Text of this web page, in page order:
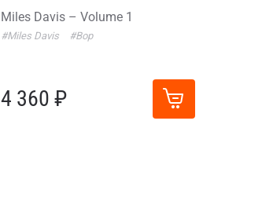
Miles Davis – Volume 1
#Miles Davis #Bop
4 360 ₽